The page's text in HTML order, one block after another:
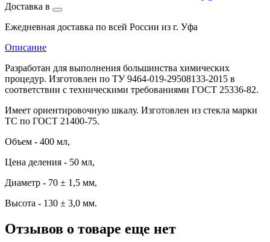
Доставка в
Ежедневная доставка по всей России из г. Уфа
Описание
Разработан для выполнения большинства химических
процедур. Изготовлен по ТУ 9464-019-29508133-2015 в
соответствии с техническими требованиями ГОСТ 25336-82.
Имеет ориентировочную шкалу. Изготовлен из стекла марки
ТС по ГОСТ 21400-75.
Объем - 400 мл,
Цена деления - 50 мл,
Диаметр - 70 ± 1,5 мм,
Высота - 130 ± 3,0 мм.
Отзывов о товаре еще нет